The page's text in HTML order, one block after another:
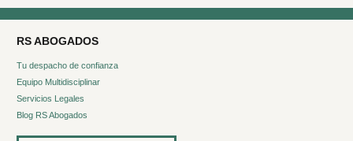
RS ABOGADOS
Tu despacho de confianza
Equipo Multidisciplinar
Servicios Legales
Blog RS Abogados